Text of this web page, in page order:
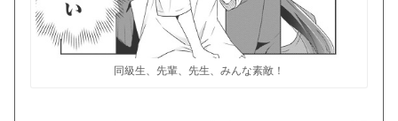
同級生、先輩、先生、みんな素敵！